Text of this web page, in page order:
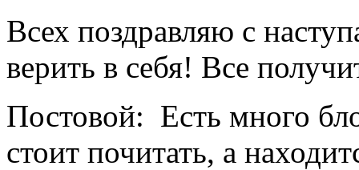
Всех поздравляю с
верить в себя! Все
Постовой: Есть много
стоит почитать, а